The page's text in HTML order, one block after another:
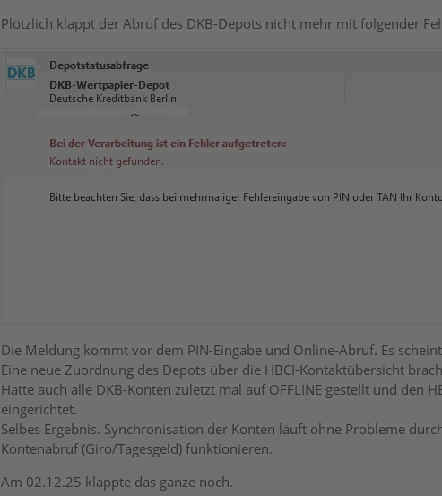
Plötzlich klappt der Abruf des DKB-Depots nicht mehr mit folgender
Die Meldung kommt vor dem PIN-Eingabe und Online-Abruf. Es
Eine neue Zuordnung des Depots über die HBCI-Kontaktübersicht
Hatte auch alle DKB-Konten zuletzt mal auf OFFLINE gestellt und den
eingerichtet.
Selbes Ergebnis. Synchronisation der Konten läuft ohne Probleme
Kontenabruf (Giro/Tagesgeld) funktionieren.
Am 02.12.25 klappte das ganze noch.